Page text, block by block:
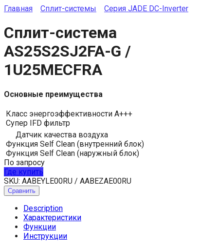
Главная Сплит-системы Серия JADE DC-Inverter
Сплит-система
AS25S2SJ2FA-G /
1U25MECFRA
Основные преимущества
Класс энергоэффективности A+++
Супер IFD фильтр
Датчик качества воздуха
Функция Self Clean (внутренний блок)
Функция Self Clean (наружный блок)
По запросу
Где купить
SKU: AABEYLE00RU / AABEZAE00RU
Сравнить
Description
Характеристики
Функции
Инструкции